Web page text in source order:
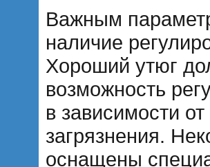
Важным
наличие
Хороший утюг
возможность
в зависимости
загрязнения.
оснащены